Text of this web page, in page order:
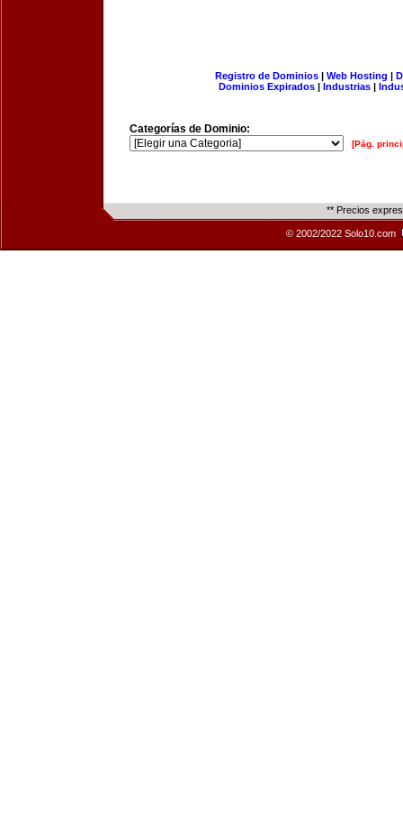
Registro de Dominios| Web Hosting |
Dominios Expirados | Industrias |
Categorías de Dominio:
[Pág.
** Precios
© 2002/2022 Solo10.com